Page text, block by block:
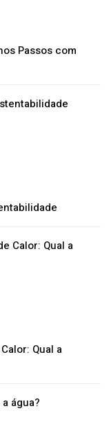
Passos com
Qual a